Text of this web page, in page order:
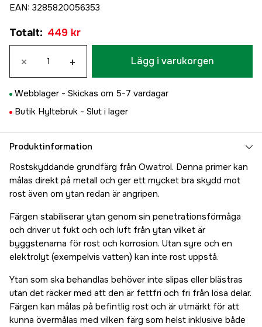
EAN: 3285820056353
Totalt: 449 kr
× + Lägg i varukorgen
Webblager - Skickas om 5-7 vardagar
Butik Hyltebruk - Slut i lager
Produktinformation
Rostskyddande grundfärg från Owatrol. Denna primer kan
målas direkt på metall och ger ett mycket bra skydd mot
rost även om ytan redan är angripen.
Färgen stabiliserar ytan genom sin penetrationsförmåga
och driver ut fukt och och luft från ytan vilket är
byggstenarna för rost och korrosion. Utan syre och en
elektrolyt (exempelvis vatten) kan inte rost uppstå.
Ytan som ska behandlas behöver inte slipas eller blästras
utan det räcker med att den är fettfri och fri från lösa delar.
Färgen kan målas på befintlig rost och är utmärkt för att
kunna övermålas med vilken färg som helst inklusive både